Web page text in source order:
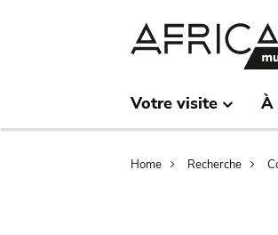
Votre visite À
Home Recherche